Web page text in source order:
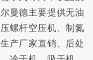
曼德主要提供无油
螺杆空压机、制氮
产厂家直销、后处